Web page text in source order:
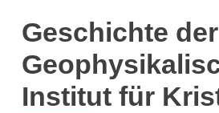
Geschichte
Institut für